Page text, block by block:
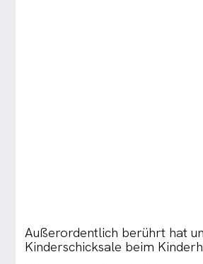
Außerordentlich berührt hat
Kinderschicksale beim